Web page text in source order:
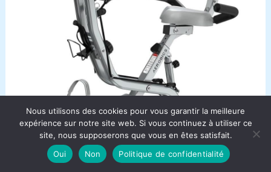
Nous utilisons des cookies pour vous garantir la meilleure
expérience sur notre site web. Si vous continuez à utiliser ce
site, nous supposerons que vous en êtes satisfait.
Oui
Non Politique de confidentialité